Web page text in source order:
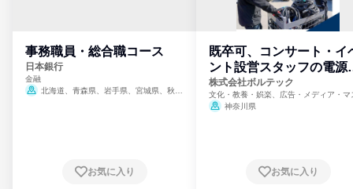
事務職員・総合職コース
日本銀行
金融
北海道、青森県、岩手県、宮城県、秋田
崎県、熊本県、大分県、宮崎県、鹿児島県、
お気に入り
既卒可、コンサート・イ
ント設営スタッフの電源
門
株式会社ボルテック
文化・教養・娯楽、広告・メディア・マ
ミ、電力・ガス・水道・エネルギー
神奈川県
お気に入り